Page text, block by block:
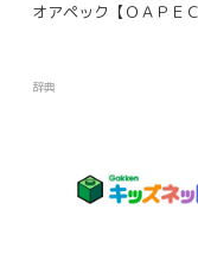
オアペック【ＯＡＰＥＣ
辞典